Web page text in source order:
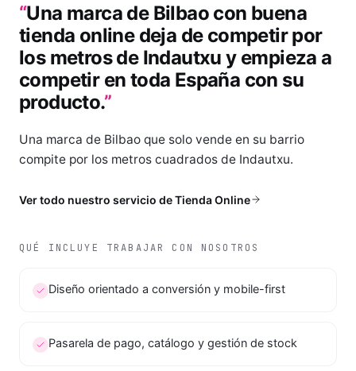
“Una marca de Bilbao con buena
tienda online deja de competir por
los metros de Indautxu y empieza a
competir en toda España con su
producto.”
Una marca de Bilbao que solo vende en su barrio
compite por los metros cuadrados de Indautxu.
Ver todo nuestro servicio deTienda Online
QUÉ INCLUYE TRABAJAR CON NOSOTROS
Diseño orientado a conversión y mobile-first
Pasarela de pago, catálogo y gestión de stock